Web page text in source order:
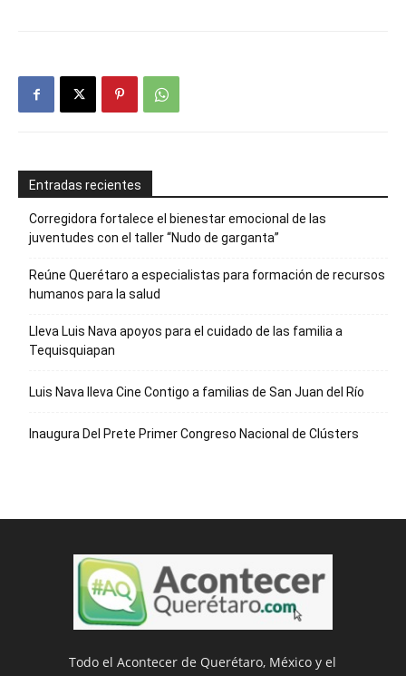
Entradas recientes
Corregidora fortalece el bienestar emocional de las
juventudes con el taller ‘‘Nudo de garganta’’
Reúne Querétaro a especialistas para formación de recursos
humanos para la salud
Lleva Luis Nava apoyos para el cuidado de las familia a
Tequisquiapan
Luis Nava lleva Cine Contigo a familias de San Juan del Río
Inaugura Del Prete Primer Congreso Nacional de Clústers
Todo el Acontecer de Querétaro, México y el